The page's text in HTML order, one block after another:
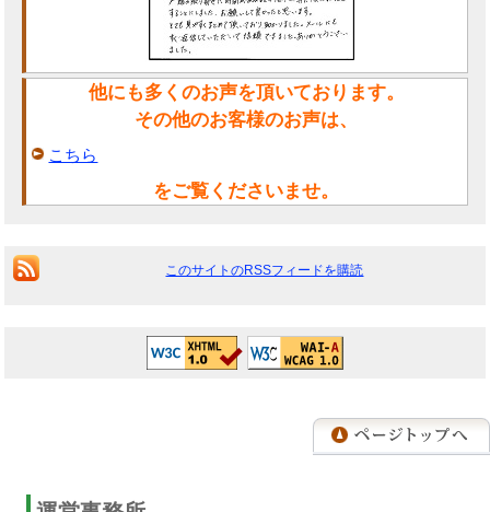
他にも多くのお声を頂いております。
その他のお客様のお声は、
こちら
をご覧くださいませ。
このサイトのRSSフィードを購読